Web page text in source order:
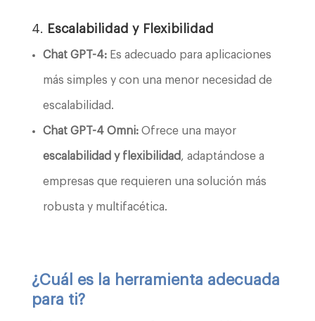
4. Escalabilidad y Flexibilidad
Chat GPT-4:Es adecuado para aplicaciones
más simples y con una menor necesidad de
escalabilidad.
Chat GPT-4 Omni:Ofrece una mayor
escalabilidad y flexibilidad , adaptándose a
empresas que requieren una solución más
robusta y multifacética.
¿Cuál es la herramienta adecuada
para ti?